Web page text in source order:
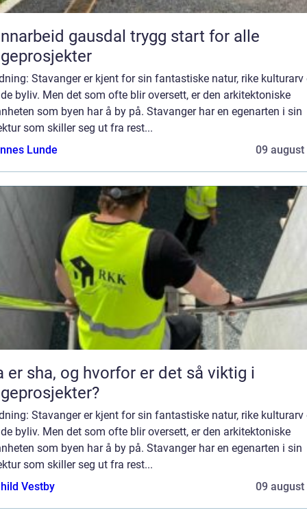
gausdal trygg start for alle
Stavanger er kjent for sin fantastiske natur, rike kulturarv
byliv. Men det som ofte blir oversett, er den arkitektoniske
som byen har å by på. Stavanger har en egenarten i sin
som skiller seg ut fra rest...
Lunde
09 august
er sha, og hvorfor er det så viktig i
Stavanger er kjent for sin fantastiske natur, rike kulturarv
byliv. Men det som ofte blir oversett, er den arkitektoniske
som byen har å by på. Stavanger har en egenarten i sin
som skiller seg ut fra rest...
Vestby
09 august